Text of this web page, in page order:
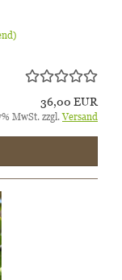
36,00 EUR
MwSt. zzgl.Versand